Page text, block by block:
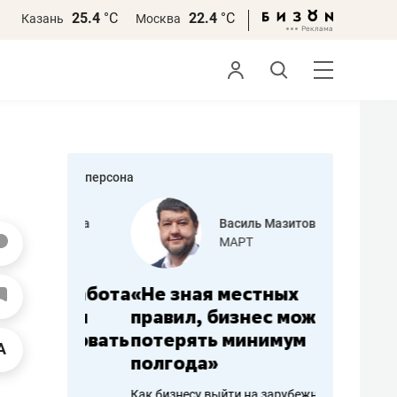
Казань 25.4 °С Москва 22.4 °С
персона
работа
Василь Мазитов
МАРТ
«Не зная местных
правил, бизнес может
потерять минимум
полгода»